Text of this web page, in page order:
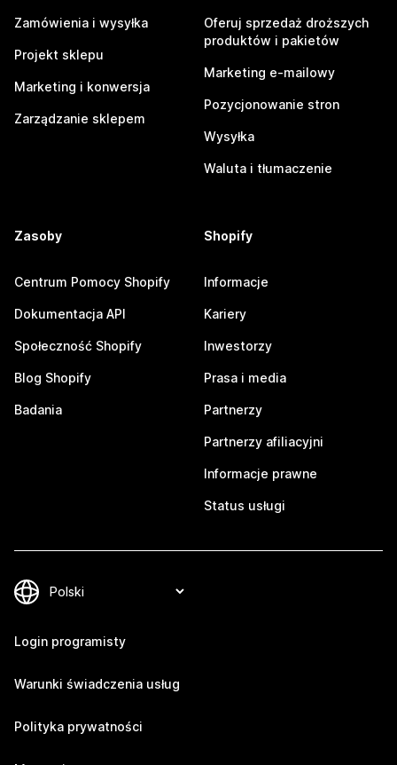
Zamówienia i wysyłka
Projekt sklepu
Marketing i konwersja
Zarządzanie sklepem
Oferuj sprzedaż droższych
produktów i pakietów
Marketing e-mailowy
Pozycjonowanie stron
Wysyłka
Waluta i tłumaczenie
Zasoby
Centrum Pomocy Shopify
Dokumentacja API
Społeczność Shopify
Blog Shopify
Badania
Shopify
Informacje
Kariery
Inwestorzy
Prasa i media
Partnerzy
Partnerzy afiliacyjni
Informacje prawne
Status usługi
Login programisty
Warunki świadczenia usług
Polityka prywatności